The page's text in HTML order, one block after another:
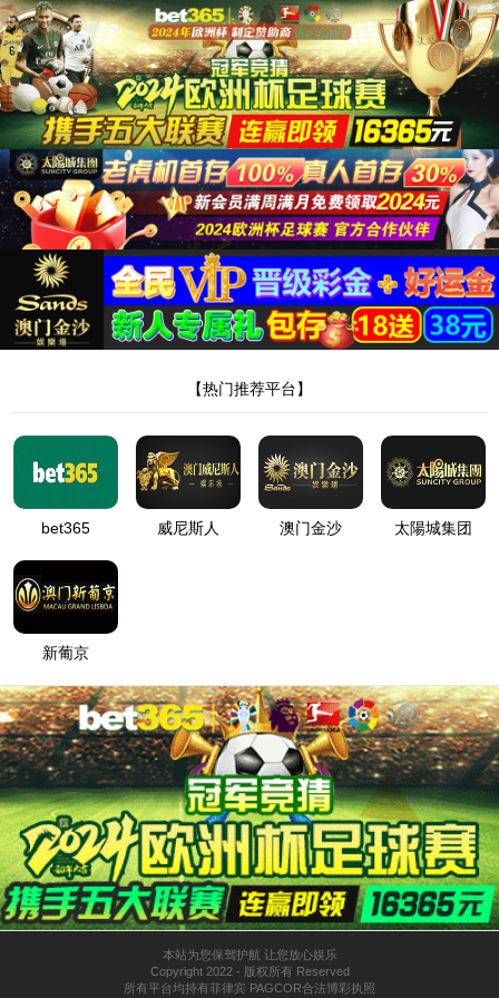
388vip太阳
石油装备 筛选
共有0个产品
新闻资讯
产品与解决方案
服务支持
人才发展
服务热线